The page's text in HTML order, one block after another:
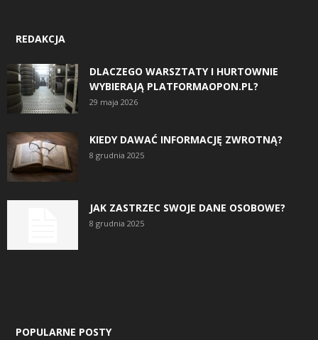
REDAKCJA
DLACZEGO WARSZTATY I HURTOWNIE
WYBIERAJĄ PLATFORMAOPON.PL?
29 maja 2026
KIEDY DAWAĆ INFORMACJĘ ZWROTNĄ?
8 grudnia 2025
JAK ZASTRZEC SWOJE DANE OSOBOWE?
8 grudnia 2025
POPULARNE POSTY